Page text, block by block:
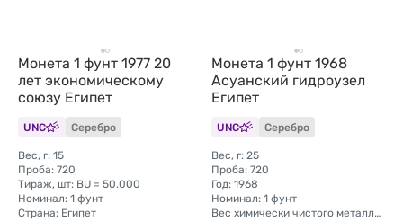
Монета 1 фунт 1977 20
лет экономическому
союзу Египет
UNC Серебро
Вес, г: 15
Проба: 720
Тираж, шт: BU = 50.000
Номинал: 1 фунт
Страна: Египет
Монета 1 фунт 1968
Асуанский гидроузел
Египет
UNC Серебро
Вес, г: 25
Проба: 720
Год: 1968
Номинал: 1 фунт
Вес химически чистого металла, г: 18